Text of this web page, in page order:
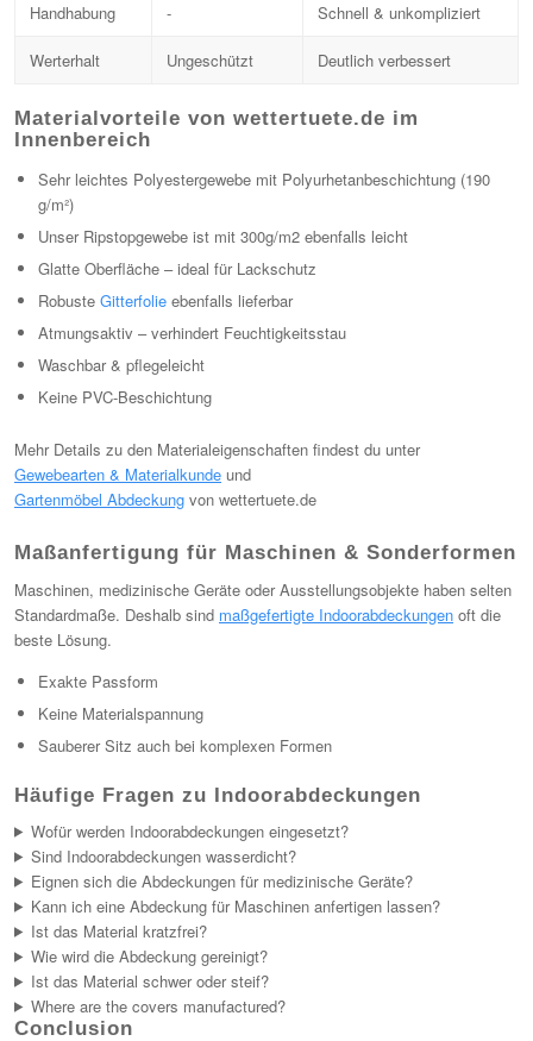
Handhabung - Schnell & unkompliziert
Werterhalt Ungeschützt Deutlich verbessert
Materialvorteile von wettertuete.de im
Innenbereich
Sehr leichtes Polyestergewebe mit Polyurhetanbeschichtung (190
g/m²)
Unser Ripstopgewebe ist mit 300g/m2 ebenfalls leicht
Glatte Oberfläche – ideal für Lackschutz
Robuste Gitterfolie ebenfalls lieferbar
Atmungsaktiv – verhindert Feuchtigkeitsstau
Waschbar & pflegeleicht
Keine PVC-Beschichtung
Mehr Details zu den Materialeigenschaften findest du unter
Gewebearten & Materialkunde und
Gartenmöbel Abdeckung von wettertuete.de
Maßanfertigung für Maschinen & Sonderformen
Maschinen, medizinische Geräte oder Ausstellungsobjekte haben selten
Standardmaße. Deshalb sind maßgefertigte Indoorabdeckungen oft die
beste Lösung.
Exakte Passform
Keine Materialspannung
Sauberer Sitz auch bei komplexen Formen
Häufige Fragen zu Indoorabdeckungen
Wofür werden Indoorabdeckungen eingesetzt?
Sind Indoorabdeckungen wasserdicht?
Eignen sich die Abdeckungen für medizinische Geräte?
Kann ich eine Abdeckung für Maschinen anfertigen lassen?
Ist das Material kratzfrei?
Wie wird die Abdeckung gereinigt?
Ist das Material schwer oder steif?
Where are the covers manufactured?
Conclusion